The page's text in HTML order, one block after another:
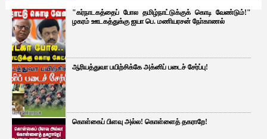
"கர்நாடகத்தைப் போல தமிழ்நாட்டுக்குக் கொடி வேண்டும்!"
ழகரம் ஊடகத்துக்கு ஐயா பெ. மணியரசன் நோ்காணல்
ஆரியத்துவா பயிற்சிக்கே அக்னிப் படைச் சேர்ப்பு!
கொள்கைப் பிளவு அல்ல! கொள்ளைத் தகராறே!